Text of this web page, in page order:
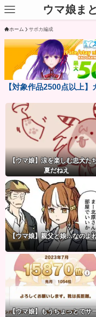
ウマ娘ま
ホーム サポカ編成
【対象作品2500点以上
【ウマ娘】涼を楽しむ忠犬た
夏だねえ
【ウマ娘】親父と娘…なのよ
【ウマ娘】もうちょっとでサ